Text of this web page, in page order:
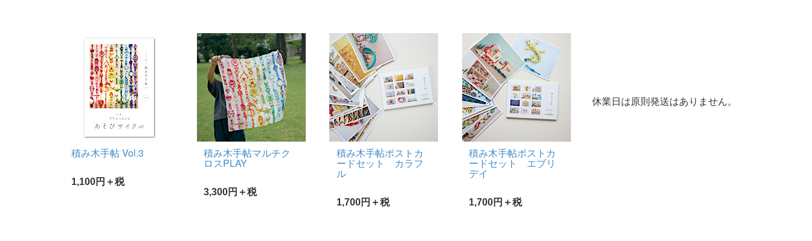
積み木手帖 Vol.3
1,100円＋税
積み木手帖マルチク
ロスPLAY
3,300円＋税
積み木手帖ポストカ
ードセット カラフ
ル
1,700円＋税
積み木手帖ポストカ
ードセット エブリ
デイ
1,700円＋税
休業日は原則発送はありません。